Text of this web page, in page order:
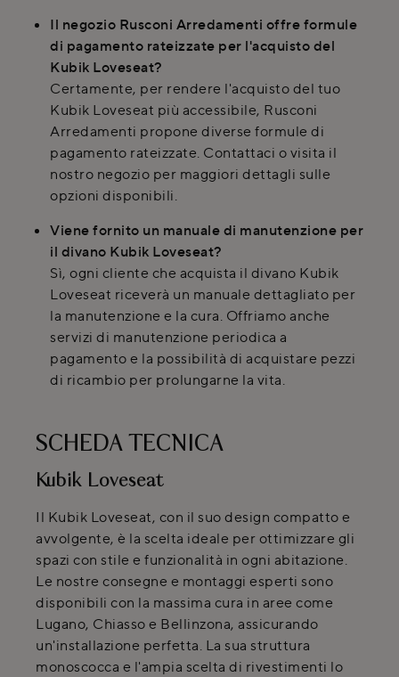
Il negozio Rusconi Arredamenti offre formule
di pagamento rateizzate per l'acquisto del
Kubik Loveseat?
Certamente, per rendere l'acquisto del tuo
Kubik Loveseat più accessibile, Rusconi
Arredamenti propone diverse formule di
pagamento rateizzate. Contattaci o visita il
nostro negozio per maggiori dettagli sulle
opzioni disponibili.
Viene fornito un manuale di manutenzione per
il divano Kubik Loveseat?
Sì, ogni cliente che acquista il divano Kubik
Loveseat riceverà un manuale dettagliato per
la manutenzione e la cura. Offriamo anche
servizi di manutenzione periodica a
pagamento e la possibilità di acquistare pezzi
di ricambio per prolungarne la vita.
SCHEDA TECNICA
Kubik Loveseat
Il Kubik Loveseat, con il suo design compatto e
avvolgente, è la scelta ideale per ottimizzare gli
spazi con stile e funzionalità in ogni abitazione.
Le nostre consegne e montaggi esperti sono
disponibili con la massima cura in aree come
Lugano, Chiasso e Bellinzona, assicurando
un'installazione perfetta. La sua struttura
monoscocca e l'ampia scelta di rivestimenti lo